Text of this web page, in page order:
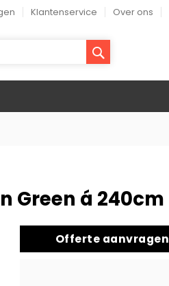
Klantenservice Over ons
Green á 240cm
Offerte aanvragen